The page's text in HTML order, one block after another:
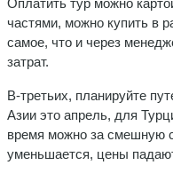
частями, можно купить в
самое, что и через
затрат.
В-третьих, планируйте
Азии это апрель, для
время можно за смешную
уменьшается, цены